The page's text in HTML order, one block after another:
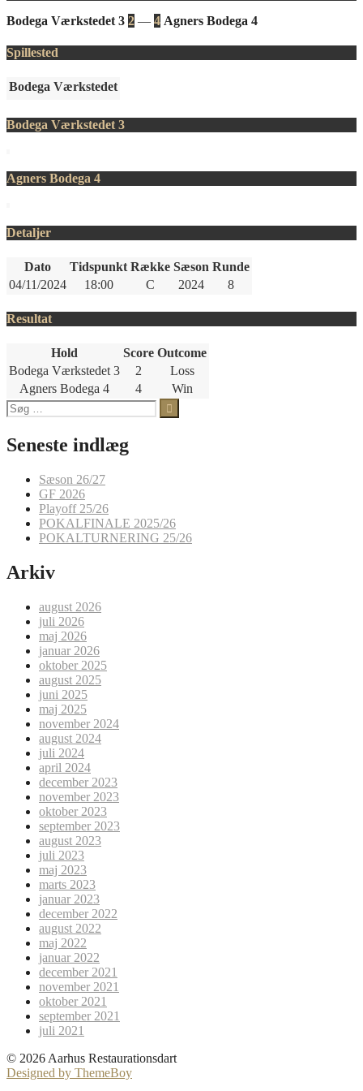
Bodega Værkstedet 3 2 — 4 Agners Bodega 4
Spillested
Bodega Værkstedet
Bodega Værkstedet 3
Agners Bodega 4
Detaljer
Dato Tidspunkt Række Sæson Runde
04/11/2024
18:00 C 2024 8
Resultat
Hold Score Outcome
Bodega Værkstedet 3
2
Loss
Agners Bodega 4
4
Win
Søg
efter:
Seneste indlæg
Sæson 26/27
GF 2026
Playoff 25/26
POKALFINALE 2025/26
POKALTURNERING 25/26
Arkiv
august 2026
juli 2026
maj 2026
januar 2026
oktober 2025
august 2025
juni 2025
maj 2025
november 2024
august 2024
juli 2024
april 2024
december 2023
november 2023
oktober 2023
september 2023
august 2023
juli 2023
maj 2023
marts 2023
januar 2023
december 2022
august 2022
maj 2022
januar 2022
december 2021
november 2021
oktober 2021
september 2021
juli 2021
© 2026 Aarhus Restaurationsdart
Designed by ThemeBoy